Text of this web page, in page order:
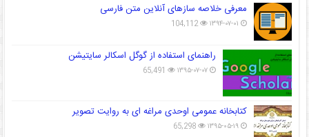
معرفی خلاصه سازهای آنلاین متن فارسی
۱۳۹۴-۰۷-۰۱ 104,112
راهنمای استفاده از گوگل اسکالر سایتیشن
۱۳۹۵-۰۷-۰۷ 65,491
کتابخانه عمومی اوحدی مراغه ای به روایت تصویر
۱۳۹۵-۰۵-۱۹ 65,298